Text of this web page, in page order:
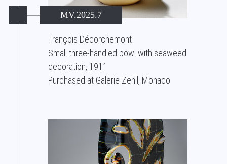
MV.2025.7
François Décorchemont
Small three-handled bowl with seaweed
decoration, 1911
Purchased at Galerie Zehil, Monaco